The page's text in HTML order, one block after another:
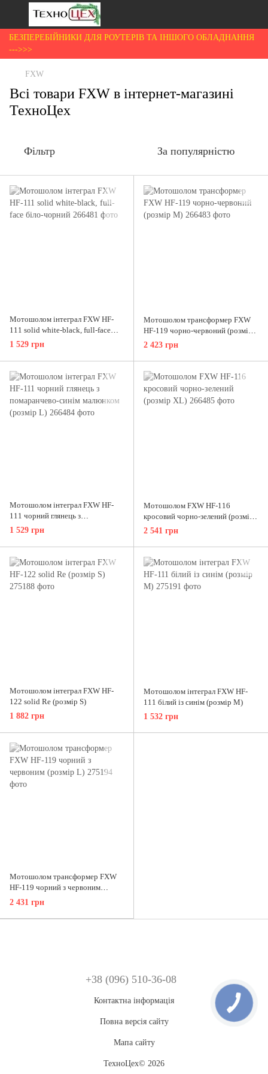
БЕЗПЕРЕБІЙНИКИ ДЛЯ РОУТЕРІВ ТА ІНШОГО ОБЛАДНАННЯ
--->>>
FXW
Всі товари FXW в інтернет-магазині
ТехноЦех
Фільтр За популярністю
Мотошолом інтеграл FXW HF-
111 solid white-black, full-face
біло-чорний
1 529 грн
Мотошолом трансформер FXW
HF-119 чорно-червоний (розмір
М)
2 423 грн
Мотошолом інтеграл FXW HF-
111 чорний глянець з
помаранчево-синім малюнком
(розмір L)
1 529 грн
Мотошолом FXW HF-116
кросовий чорно-зелений (розмір
XL)
2 541 грн
Мотошолом інтеграл FXW HF-
122 solid Re (розмір S)
1 882 грн
Мотошолом інтеграл FXW HF-
111 білий із синім (розмір М)
1 532 грн
Мотошолом трансформер FXW
HF-119 чорний з червоним
(розмір L)
2 431 грн
+38 (096) 510-36-08
Контактна інформація
Повна версія сайту
Мапа сайту
ТехноЦех© 2026